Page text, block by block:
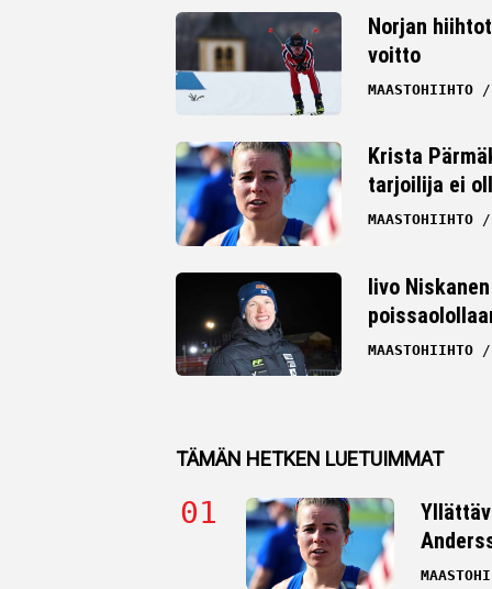
Twitter
Whatsapp
Norjan
voitto
MAASTOHIIHTO
Krista
tarjoilija ei
MAASTOHIIHTO
Iivo
MAASTOHIIHTO
TÄMÄN HETKEN LUETUIMMAT